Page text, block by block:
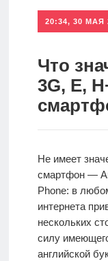
Обзоры
Рейтинги
FAQ
О
проекте
Контакты
20:34, 30 МАЯ
Что
3G, E,
Не имеет
смартфон —
Phone: в
интернета
нескольких
силу
английской